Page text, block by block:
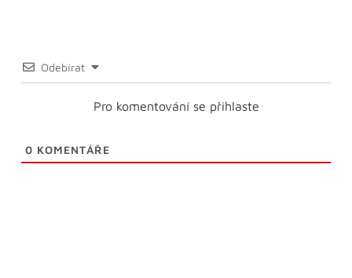
Odebírat
Pro komentování se přihlaste
0 KOMENTÁŘE